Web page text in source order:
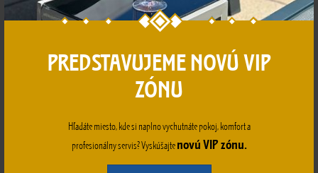
PREDSTAVUJEME NOVÚ VIP
ZÓNU
Hľadáte miesto, kde si naplno vychutnáte pokoj, komfort a
profesionálny servis? Vyskúšajtenovú VIP zónu.
dispozícii mini terasa a zóna s lehátkami .Pre deti je k
dispozícii detské ihrisko so skvelým skákacím hradom a